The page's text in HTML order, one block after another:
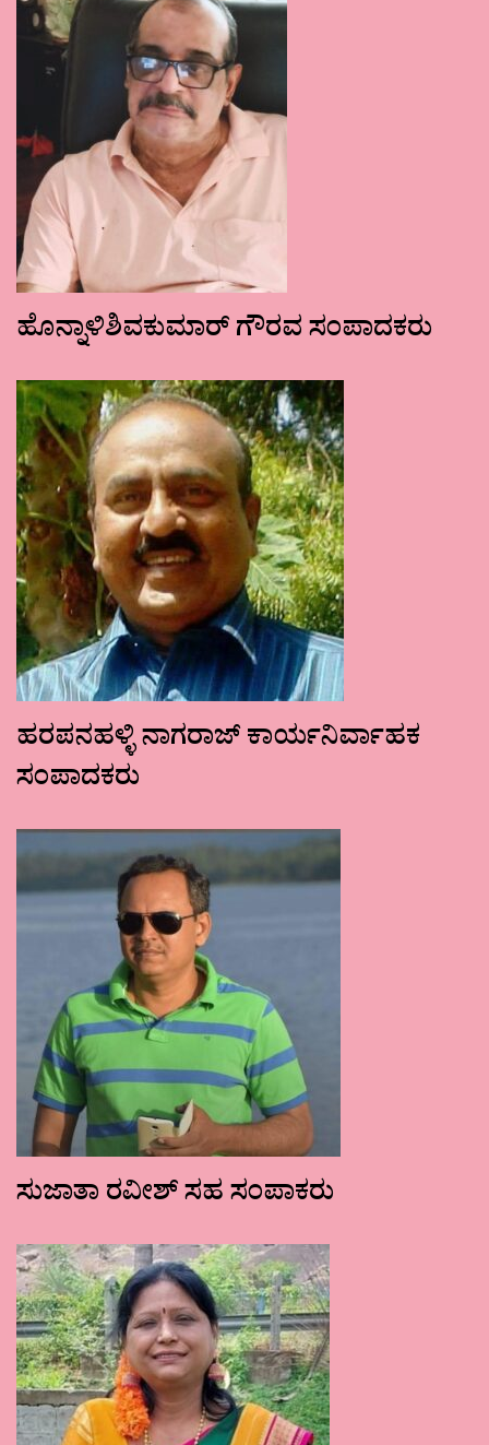
ಹೊನ್ನಾಳಿಶಿವಕುಮಾರ್ ಗೌರವ ಸಂಪಾದಕರು
ಹರಪನಹಳ್ಳಿ ನಾಗರಾಜ್ ಕಾರ್ಯನಿರ್ವಾಹಕ
ಸಂಪಾದಕರು
ಸುಜಾತಾ ರವೀಶ್ ಸಹ ಸಂಪಾಕರು